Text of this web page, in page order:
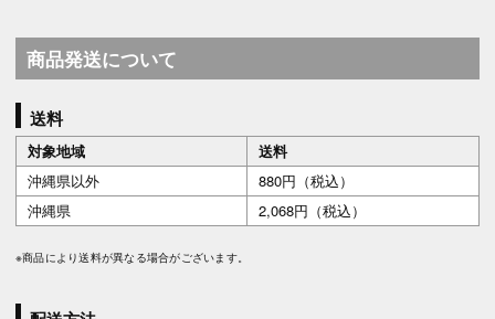
商品発送について
送料
対象地域
送料
沖縄県以外
880円（税込）
沖縄県
2,068円（税込）
※商品により送料が異なる場合がございます。